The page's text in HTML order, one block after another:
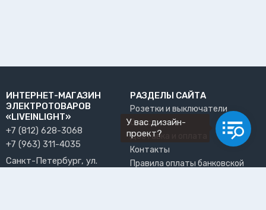
ИНТЕРНЕТ-МАГАЗИН
ЭЛЕКТРОТОВАРОВ
«LIVEINLIGHT»
+7 (812) 628-3068
+7 (963) 311-4035
Санкт-Петербург, ул.
РАЗДЕЛЫ САЙТА
Розетки и выключатели
О нас
Доставка и оплата
Контакты
Правила оплаты банковской
У вас дизайн-
проект?